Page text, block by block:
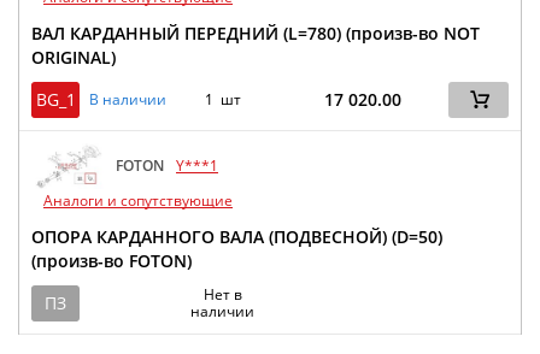
ВАЛ КАРДАННЫЙ ПЕРЕДНИЙ (L=780) (произв-во NOT
ORIGINAL)
BG_1
В наличии 1 шт 17 020.00
FOTON Y***1
Аналоги и сопутствующие
ОПОРА КАРДАННОГО ВАЛА (ПОДВЕСНОЙ) (D=50)
(произв-во FOTON)
ПЗ
Нет в
наличии